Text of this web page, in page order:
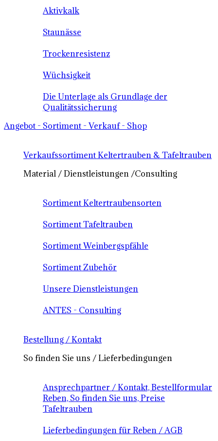
Aktivkalk
Staunässe
Trockenresistenz
Wüchsigkeit
Die Unterlage als Grundlage der
Qualitätssicherung
Angebot - Sortiment - Verkauf - Shop
Verkaufssortiment Keltertrauben & Tafeltrauben
Material / Dienstleistungen /Consulting
Sortiment Keltertraubensorten
Sortiment Tafeltrauben
Sortiment Weinbergspfähle
Sortiment Zubehör
Unsere Dienstleistungen
ANTES - Consulting
Bestellung / Kontakt
So finden Sie uns / Lieferbedingungen
Ansprechpartner / Kontakt, Bestellformular
Reben, So finden Sie uns, Preise
Tafeltrauben
Lieferbedingungen für Reben / AGB